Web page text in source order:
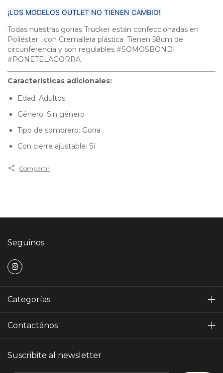
¡LOS MODELOS OUTLET NO TIENEN CAMBIO!
Todas nuestras gorras Trucker están confeccionadas en
Poliéster , con Cremallera plástica. Tienen 58cm de
circunferencia y son regulables #SOMOSBONDI
#PONETELAGORRA
Características adicionales:
Edad: Adultos
Género: Sin género
Tipo de sombrero: Gorra
Con cierre ajustable: Sí
Compartir
Seguinos
Categorías
Contactános
Suscribite al newsletter